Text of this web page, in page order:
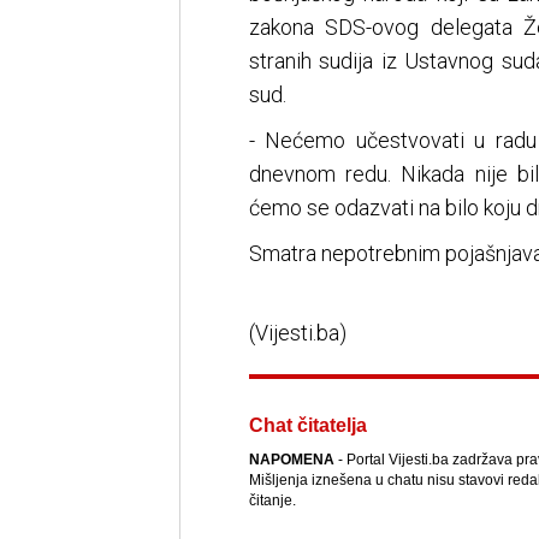
zakona SDS-ovog delegata
stranih sudija iz Ustavnog
sud.
- Nećemo učestvovati u
dnevnom redu. Nikada nije
ćemo se odazvati na bilo koju
Smatra nepotrebnim
(Vijesti.ba)
Chat čitatelja
NAPOMENA- Portal Vijesti.ba zadržava
Mišljenja iznešena u chatu nisu stavovi
čitanje.